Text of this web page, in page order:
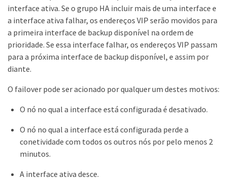
interface ativa. Se o grupo HA incluir mais de uma interface e
a interface ativa falhar, os endereços VIP serão movidos para
a primeira interface de backup disponível na ordem de
prioridade. Se essa interface falhar, os endereços VIP passam
para a próxima interface de backup disponível, e assim por
diante.
O failover pode ser acionado por qualquer um destes motivos:
O nó no qual a interface está configurada é desativado.
O nó no qual a interface está configurada perde a
conetividade com todos os outros nós por pelo menos 2
minutos.
A interface ativa desce.